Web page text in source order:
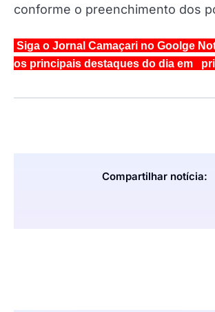
conforme o preenchimento dos
Siga o Jornal Camaçari no Goolge
os principais destaques do dia em
Compartilhar notícia: